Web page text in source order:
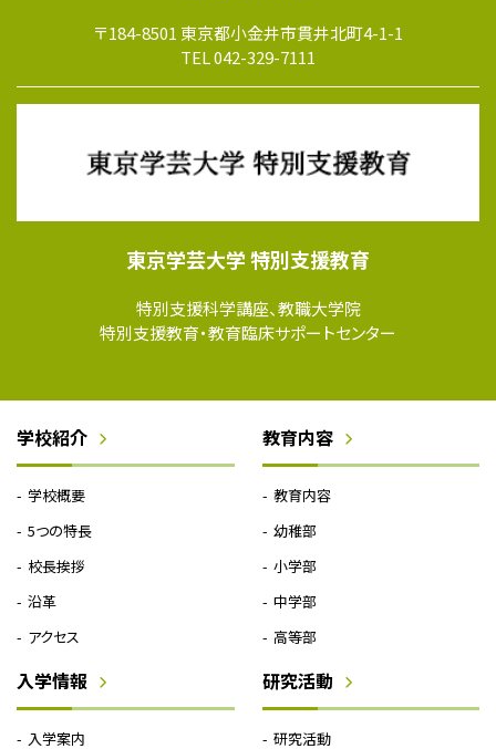
〒184-8501 東京都小金井市貫井北町4-1-1
TEL 042-329-7111
東京学芸大学 特別支援教育
特別支援科学講座、教職大学院
特別支援教育・教育臨床サポートセンター
学校紹介
学校概要
5つの特長
校長挨拶
沿革
アクセス
教育内容
教育内容
幼稚部
小学部
中学部
高等部
入学情報
入学案内
研究活動
研究活動